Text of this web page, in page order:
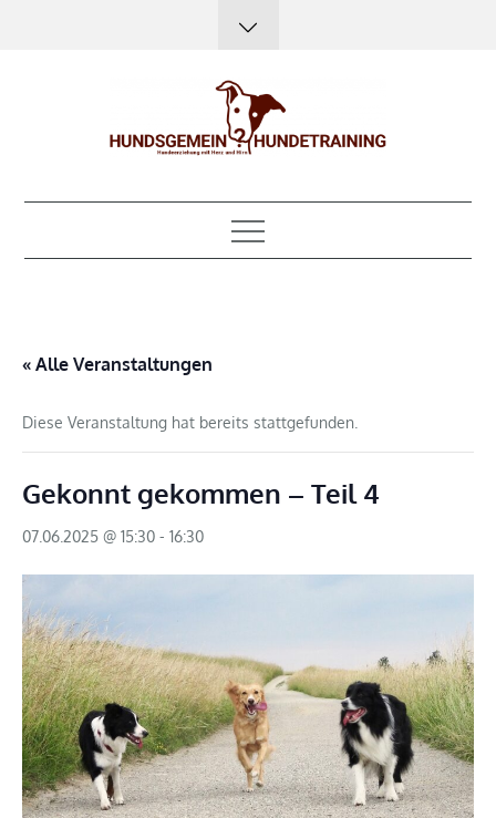
Hundsgemein?
Hundetraining
« Alle Veranstaltungen
Diese Veranstaltung hat bereits stattgefunden.
Gekonnt gekommen – Teil 4
07.06.2025 @ 15:30 - 16:30